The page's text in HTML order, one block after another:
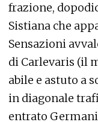
frazione,
Sistiana che
Sensazioni
di Carlevaris (il
abile e astuto a
in diagonale
entrato